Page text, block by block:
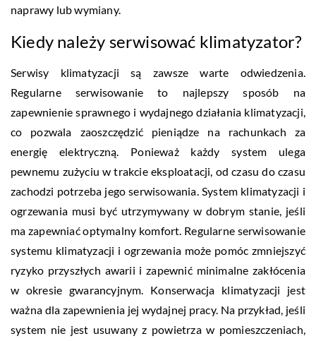
naprawy lub wymiany.
Kiedy należy serwisować klimatyzator?
Serwisy klimatyzacji są zawsze warte odwiedzenia.
Regularne serwisowanie to najlepszy sposób na
zapewnienie sprawnego i wydajnego działania klimatyzacji,
co pozwala zaoszczędzić pieniądze na rachunkach za
energię elektryczną. Ponieważ każdy system ulega
pewnemu zużyciu w trakcie eksploatacji, od czasu do czasu
zachodzi potrzeba jego serwisowania. System klimatyzacji i
ogrzewania musi być utrzymywany w dobrym stanie, jeśli
ma zapewniać optymalny komfort. Regularne serwisowanie
systemu klimatyzacji i ogrzewania może pomóc zmniejszyć
ryzyko przyszłych awarii i zapewnić minimalne zakłócenia
w okresie gwarancyjnym. Konserwacja klimatyzacji jest
ważna dla zapewnienia jej wydajnej pracy. Na przykład, jeśli
system nie jest usuwany z powietrza w pomieszczeniach,